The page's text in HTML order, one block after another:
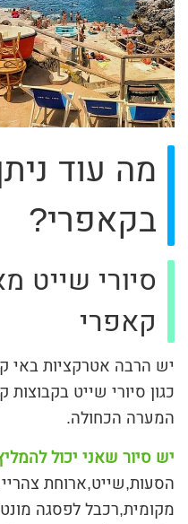
מה עוד
בקאפרי?
סיורי שייט
קאפרי
יש הרבה אטרקציות באי
כגון סיורי שייט
המערה הכחולה.
יש סיור שאני יכול
מקומית,רכבל לפסגה